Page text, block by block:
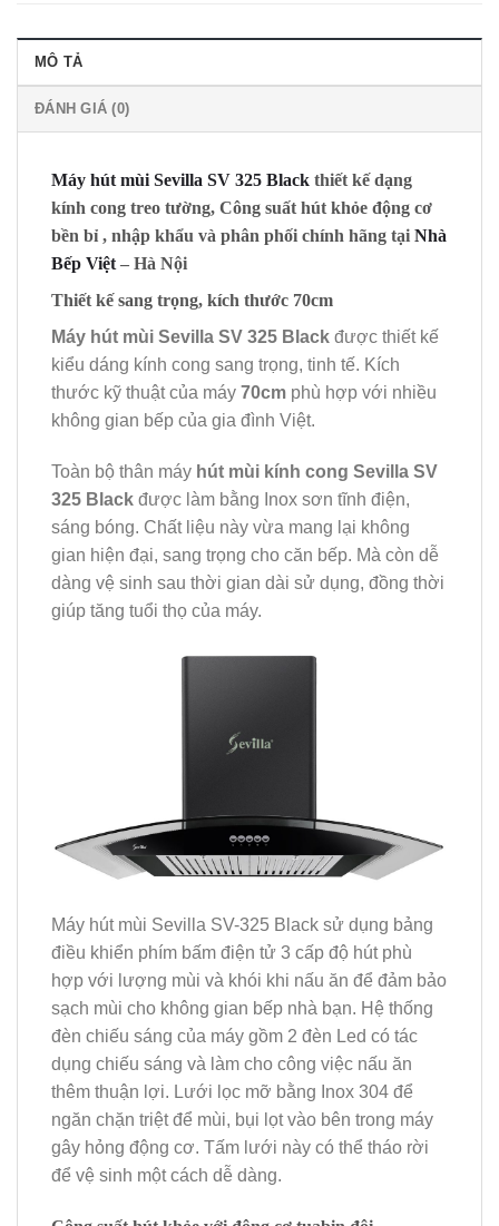
MÔ TẢ
ĐÁNH GIÁ (0)
Máy hút mùi Sevilla SV 325 Black thiết kế dạng
kính cong treo tường, Công suất hút khỏe động cơ
bền bỉ , nhập khẩu và phân phối chính hãng tại Nhà
Bếp Việt – Hà Nội
Thiết kế sang trọng, kích thước 70cm
Máy hút mùi Sevilla SV 325 Black được thiết kế
kiểu dáng kính cong sang trọng, tinh tế. Kích
thước kỹ thuật của máy 70cm phù hợp với nhiều
không gian bếp của gia đình Việt.
Toàn bộ thân máy hút mùi kính cong Sevilla SV
325 Black được làm bằng Inox sơn tĩnh điện,
sáng bóng. Chất liệu này vừa mang lại không
gian hiện đại, sang trọng cho căn bếp. Mà còn dễ
dàng vệ sinh sau thời gian dài sử dụng, đồng thời
giúp tăng tuổi thọ của máy.
Máy hút mùi Sevilla SV-325 Black sử dụng bảng
điều khiển phím bấm điện tử 3 cấp độ hút phù
hợp với lượng mùi và khói khi nấu ăn để đảm bảo
sạch mùi cho không gian bếp nhà bạn. Hệ thống
đèn chiếu sáng của máy gồm 2 đèn Led có tác
dụng chiếu sáng và làm cho công việc nấu ăn
thêm thuận lợi. Lưới lọc mỡ bằng Inox 304 để
ngăn chặn triệt để mùi, bụi lọt vào bên trong máy
gây hỏng động cơ. Tấm lưới này có thể tháo rời
để vệ sinh một cách dễ dàng.